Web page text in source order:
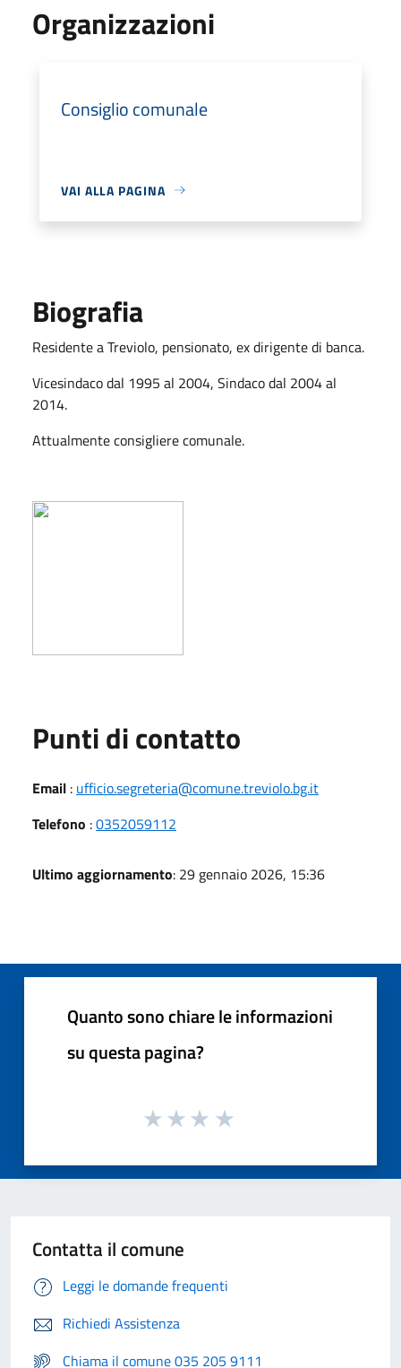
Organizzazioni
Consiglio comunale
VAI ALLA PAGINA
Biografia
Residente a Treviolo, pensionato, ex dirigente di banca.
Vicesindaco dal 1995 al 2004, Sindaco dal 2004 al
2014.
Attualmente consigliere comunale.
Punti di contatto
Email : ufficio.segreteria@comune.treviolo.bg.it
Telefono :0352059112
Ultimo aggiornamento: 29 gennaio 2026, 15:36
Quanto sono chiare le informazioni
su questa pagina?
Contatta il comune
Leggi le domande frequenti
Richiedi Assistenza
Chiama il comune 035 205 9111